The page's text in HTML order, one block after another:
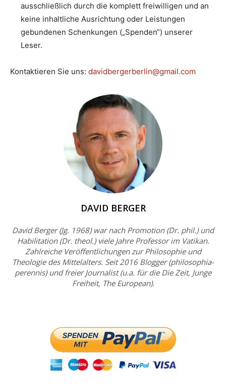
ausschließlich durch die komplett freiwilligen und an
keine inhaltliche Ausrichtung oder Leistungen
gebundenen Schenkungen („Spenden“) unserer
Leser.
Kontaktieren Sie uns: davidbergerberlin@gmail.com
DAVID BERGER
David Berger (Jg. 1968) war nach Promotion (Dr. phil.) und
Habilitation (Dr. theol.) viele Jahre Professor im Vatikan.
Zahlreiche Veröffentlichungen zur Philosophie und
Theologie des Mittelalters. Seit 2016 Blogger (philosophia-
perennis) und freier Journalist (u.a. für die Die Zeit, Junge
Freiheit, The European).